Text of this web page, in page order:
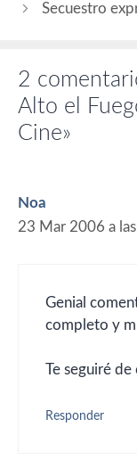
Secuestro
2
Alto el
Cine»
Noa
23 Mar 2006 a
Genial
completo y
Te seguiré de
Responder